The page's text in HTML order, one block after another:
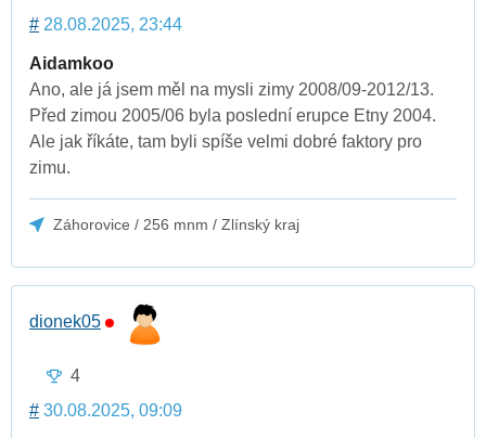
# 28.08.2025, 23:44
Aidamkoo
Ano, ale já jsem měl na mysli zimy 2008/09-2012/13.
Před zimou 2005/06 byla poslední erupce Etny 2004.
Ale jak říkáte, tam byli spíše velmi dobré faktory pro
zimu.
Záhorovice / 256 mnm / Zlínský kraj
dionek05
4
# 30.08.2025, 09:09